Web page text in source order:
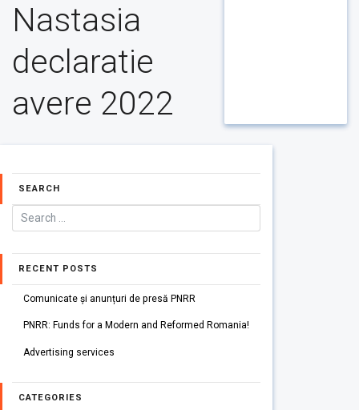
Nastasia
declaratie
avere 2022
SEARCH
RECENT POSTS
Comunicate și anunțuri de presă PNRR
PNRR: Funds for a Modern and Reformed Romania!
Advertising services
CATEGORIES